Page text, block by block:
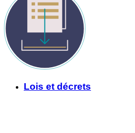
Lois et décrets